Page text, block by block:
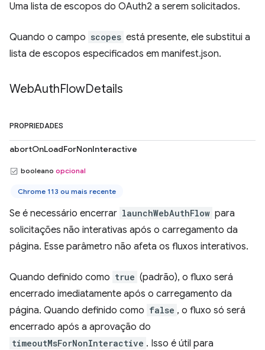
Uma lista de escopos do OAuth2 a serem solicitados.
Quando o campo scopes está presente, ele substitui a
lista de escopos especificados em manifest.json.
WebAuthFlowDetails
PROPRIEDADES
abortOnLoadForNonInteractive
booleano opcional
Chrome 113 ou mais recente
Se é necessário encerrar launchWebAuthFlow para
solicitações não interativas após o carregamento da
página. Esse parâmetro não afeta os fluxos interativos.
Quando definido como true (padrão), o fluxo será
encerrado imediatamente após o carregamento da
página. Quando definido como false , o fluxo só será
encerrado após a aprovação do
timeoutMsForNonInteractive . Isso é útil para